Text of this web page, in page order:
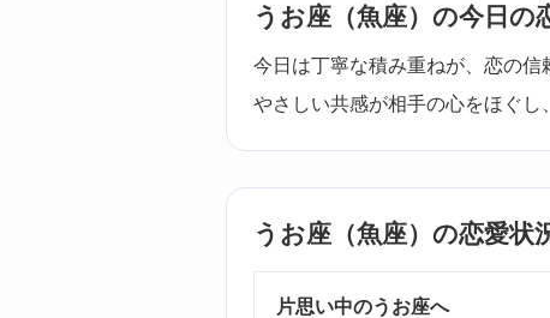
うお座（魚座）の今日の
今日は丁寧な積み重ねが、恋の信
やさしい共感が相手の心をほぐし
うお座（魚座）の恋愛状
片思い中のうお座へ